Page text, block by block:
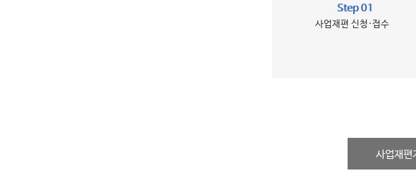
사업재편 신청·접수
사업재편